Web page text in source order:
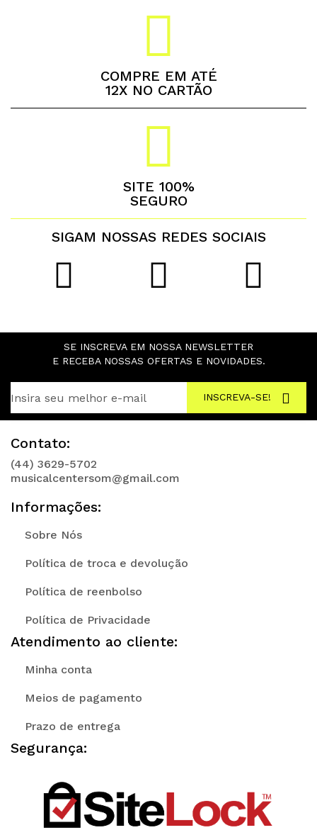
COMPRE EM ATÉ
12X NO CARTÃO
SITE 100%
SEGURO
SIGAM NOSSAS REDES SOCIAIS
SE INSCREVA EM NOSSA NEWSLETTER
E RECEBA NOSSAS OFERTAS E NOVIDADES.
INSCREVA-SE!
Contato:
(44) 3629-5702
musicalcentersom@gmail.com
Informações:
Sobre Nós
Política de troca e devolução
Política de reenbolso
Política de Privacidade
Atendimento ao cliente:
Minha conta
Meios de pagamento
Prazo de entrega
Segurança: